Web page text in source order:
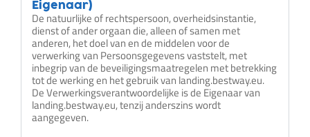
Eigenaar)
De natuurlijke of rechtspersoon, overheidsinstantie,
dienst of ander orgaan die, alleen of samen met
anderen, het doel van en de middelen voor de
verwerking van Persoonsgegevens vaststelt, met
inbegrip van de beveiligingsmaatregelen met betrekking
tot de werking en het gebruik van landing.bestway.eu.
De Verwerkingsverantwoordelijke is de Eigenaar van
landing.bestway.eu, tenzij anderszins wordt
aangegeven.